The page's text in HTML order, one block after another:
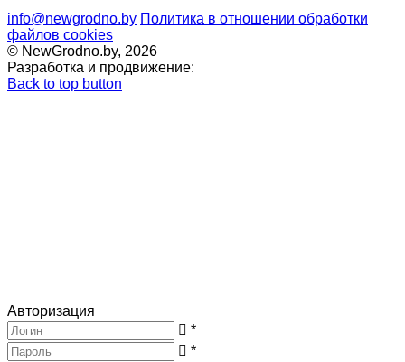
info@newgrodno.by Политика в отношении обработки
файлов cookies
© NewGrodno.by, 2026
Разработка и продвижение:
Back to top button
Авторизация
*
*